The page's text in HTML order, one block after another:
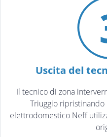
Uscita del
Il tecnico di zona
Triuggio
elettrodomestico Neff